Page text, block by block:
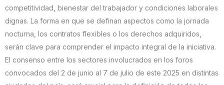
competitividad, bienestar del trabajador y condiciones laborales
dignas. La forma en que se definan aspectos como la jornada
nocturna, los contratos flexibles o los derechos adquiridos,
serán clave para comprender el impacto integral de la iniciativa.
El consenso entre los sectores involucrados en los foros
convocados del 2 de junio al 7 de julio de este 2025 en distintas